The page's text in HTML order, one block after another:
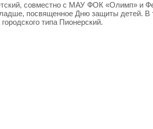
совместно с МАУ ФОК «Олимп» и
посвященное Дню защиты детей.
типа Пионерский.